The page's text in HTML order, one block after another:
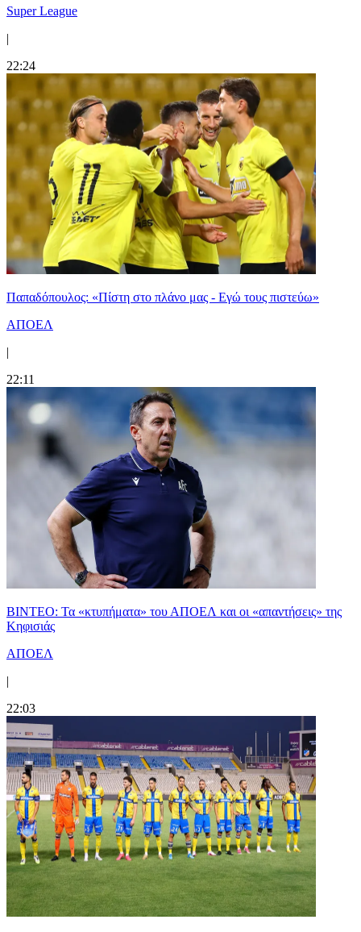
Super League
|
22:24
Παπαδόπουλος: «Πίστη στο πλάνο μας - Εγώ τους πιστεύω»
ΑΠΟΕΛ
|
22:11
ΒΙΝΤΕΟ: Τα «κτυπήματα» του ΑΠΟΕΛ και οι «απαντήσεις» της
Κηφισιάς
ΑΠΟΕΛ
|
22:03